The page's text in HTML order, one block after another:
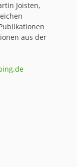
Joisten,
aus der